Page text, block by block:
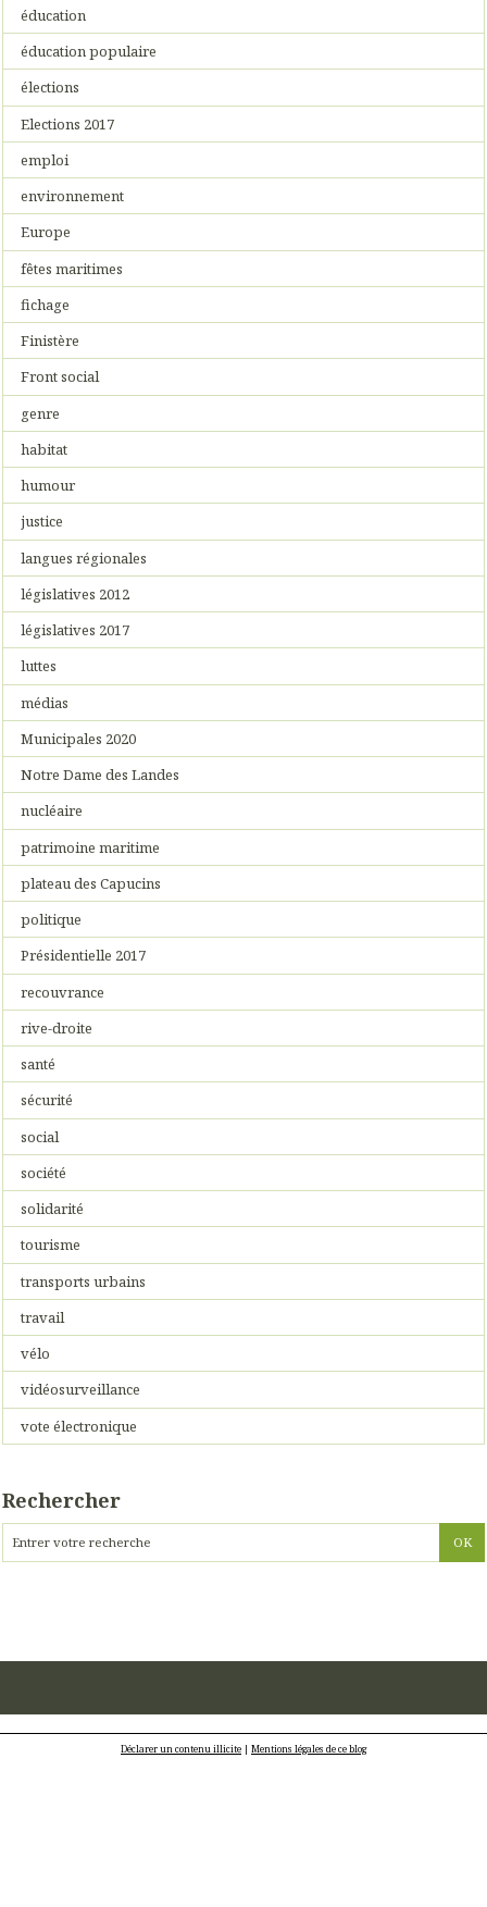
éducation
éducation populaire
élections
Elections 2017
emploi
environnement
Europe
fêtes maritimes
fichage
Finistère
Front social
genre
habitat
humour
justice
langues régionales
législatives 2012
législatives 2017
luttes
médias
Municipales 2020
Notre Dame des Landes
nucléaire
patrimoine maritime
plateau des Capucins
politique
Présidentielle 2017
recouvrance
rive-droite
santé
sécurité
social
société
solidarité
tourisme
transports urbains
travail
vélo
vidéosurveillance
vote électronique
Rechercher
Déclarer un contenu illicite | Mentions légales de ce blog